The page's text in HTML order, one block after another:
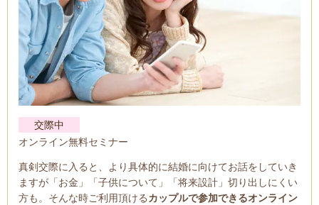
交際中
オンライン無料セミナー
真剣交際に入ると、より具体的に結婚に向けてお話をしていき
ますが「お金」「子供について」「将来設計」切り出しにくい
方も。そんな時ご利用頂けるカップルで参加できるオンライン